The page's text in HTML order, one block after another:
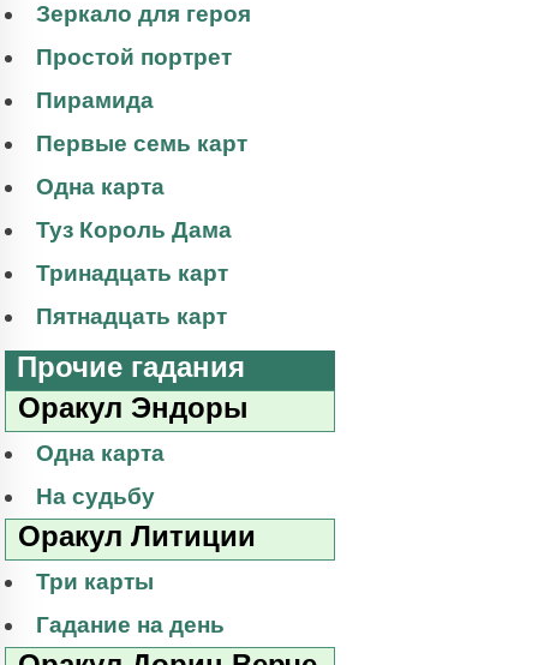
Зеркало для героя
Простой портрет
Пирамида
Первые семь карт
Одна карта
Туз Король Дама
Тринадцать карт
Пятнадцать карт
Прочие гадания
Оракул Эндоры
Одна карта
На судьбу
Оракул Литиции
Три карты
Гадание на день